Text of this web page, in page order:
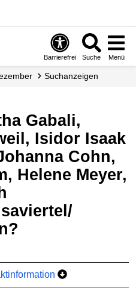
Barrierefrei Suche Menü
Suchanzeigen
Isidor Isaak
Cohn,
Helene Meyer,